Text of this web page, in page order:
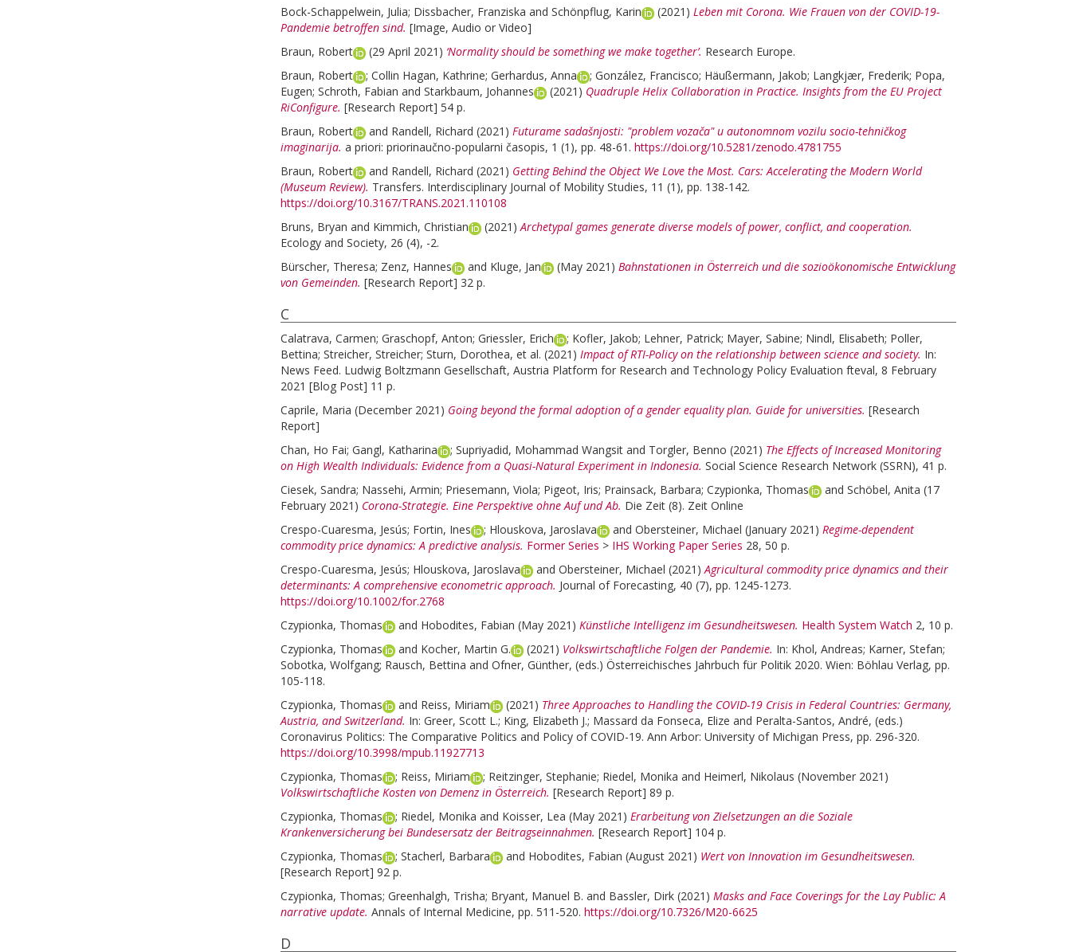
Bock-Schappelwein, Julia; Dissbacher, Franziska and Schönpflug, Karin (2021) Leben mit Corona. Wie Frauen von der COVID-19-
Pandemie betroffen sind. [Image, Audio or Video]
Braun, Robert
(29 April 2021) ‘Normality should be something we make together’. Research Europe.
Braun, Robert
; Collin Hagan, Kathrine; Gerhardus, Anna ; González, Francisco; Häußermann, Jakob; Langkjær, Frederik; Popa,
Eugen; Schroth, Fabian and Starkbaum, Johannes (2021) Quadruple Helix Collaboration in Practice. Insights from the EU Project
RiConfigure. [Research Report] 54 p.
Braun, Robert
and Randell, Richard (2021) Futurame sadašnjosti: "problem vozača" u autonomnom vozilu socio-tehničkog
imaginarija. a priori: priorinaučno-popularni časopis, 1 (1), pp. 48-61. https://doi.org/10.5281/zenodo.4781755
Braun, Robert
and Randell, Richard (2021) Getting Behind the Object We Love the Most. Cars: Accelerating the Modern World
(Museum Review). Transfers. Interdisciplinary Journal of Mobility Studies, 11 (1), pp. 138-142.
https://doi.org/10.3167/TRANS.2021.110108
Bruns, Bryan and Kimmich, Christian (2021)Archetypal games generate diverse models of power, conflict, and cooperation.
Ecology and Society, 26 (4), -2.
Bürscher, Theresa; Zenz, Hannes and Kluge, Jan (May 2021) Bahnstationen in Österreich und die sozioökonomische Entwicklung
von Gemeinden. [Research Report] 32 p.
C
Calatrava, Carmen; Graschopf, Anton; Griessler, Erich ; Kofler, Jakob; Lehner, Patrick; Mayer, Sabine; Nindl, Elisabeth; Poller,
Bettina; Streicher, Streicher; Sturn, Dorothea, et al. (2021) Impact of RTI-Policy on the relationship between science and society. In:
News Feed. Ludwig Boltzmann Gesellschaft, Austria Platform for Research and Technology Policy Evaluation fteval, 8 February
2021 [Blog Post] 11 p.
Caprile, Maria (December 2021) Going beyond the formal adoption of a gender equality plan. Guide for universities. [Research
Report]
Chan, Ho Fai; Gangl, Katharina ; Supriyadid, Mohammad Wangsit and Torgler, Benno (2021) The Effects of Increased Monitoring
on High Wealth Individuals: Evidence from a Quasi-Natural Experiment in Indonesia. Social Science Research Network (SSRN), 41 p.
Ciesek, Sandra; Nassehi, Armin; Priesemann, Viola; Pigeot, Iris; Prainsack, Barbara; Czypionka, Thomas and Schöbel, Anita (17
February 2021) Corona-Strategie. Eine Perspektive ohne Auf und Ab. Die Zeit (8). Zeit Online
Crespo-Cuaresma, Jesús; Fortin, Ines ; Hlouskova, Jaroslava and Obersteiner, Michael (January 2021) Regime-dependent
commodity price dynamics: A predictive analysis. Former Series > IHS Working Paper Series 28, 50 p.
Crespo-Cuaresma, Jesús; Hlouskova, Jaroslava and Obersteiner, Michael (2021)Agricultural commodity price dynamics and their
determinants: A comprehensive econometric approach. Journal of Forecasting, 40 (7), pp. 1245-1273.
https://doi.org/10.1002/for.2768
Czypionka, Thomas
and Hobodites, Fabian (May 2021) Künstliche Intelligenz im Gesundheitswesen. Health System Watch 2, 10 p.
Czypionka, Thomas
and Kocher, Martin G. (2021) Volkswirtschaftliche Folgen der Pandemie. In: Khol, Andreas; Karner, Stefan;
Sobotka, Wolfgang; Rausch, Bettina and Ofner, Günther, (eds.) Österreichisches Jahrbuch für Politik 2020. Wien: Böhlau Verlag, pp.
105-118.
Czypionka, Thomas
and Reiss, Miriam (2021) Three Approaches to Handling the COVID-19 Crisis in Federal Countries: Germany,
Austria, and Switzerland. In: Greer, Scott L.; King, Elizabeth J.; Massard da Fonseca, Elize and Peralta-Santos, André, (eds.)
Coronavirus Politics: The Comparative Politics and Policy of COVID-19. Ann Arbor: University of Michigan Press, pp. 296-320.
https://doi.org/10.3998/mpub.11927713
Czypionka, Thomas
; Reiss, Miriam ; Reitzinger, Stephanie; Riedel, Monika and Heimerl, Nikolaus (November 2021)
Volkswirtschaftliche Kosten von Demenz in Österreich. [Research Report] 89 p.
Czypionka, Thomas
; Riedel, Monika and Koisser, Lea (May 2021) Erarbeitung von Zielsetzungen an die Soziale
Krankenversicherung bei Bundesersatz der Beitragseinnahmen. [Research Report] 104 p.
Czypionka, Thomas
; Stacherl, Barbara and Hobodites, Fabian (August 2021) Wert von Innovation im Gesundheitswesen.
[Research Report] 92 p.
Czypionka, Thomas; Greenhalgh, Trisha; Bryant, Manuel B. and Bassler, Dirk (2021) Masks and Face Coverings for the Lay Public: A
narrative update. Annals of Internal Medicine, pp. 511-520. https://doi.org/10.7326/M20-6625
D